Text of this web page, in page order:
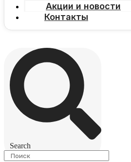
Акции и новости
Контакты
Search